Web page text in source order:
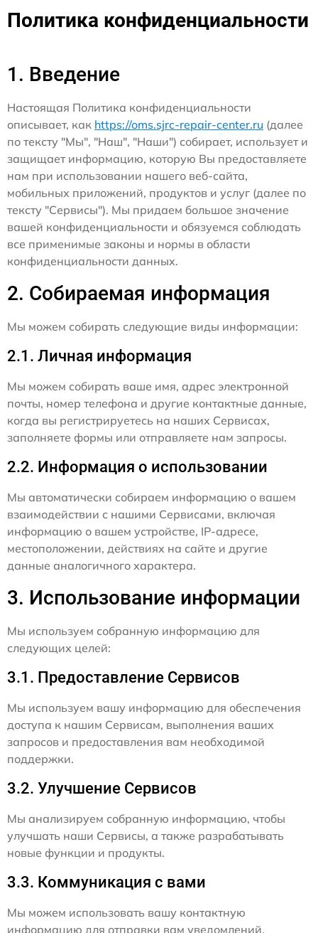
Политика конфиденциальности
1. Введение
Настоящая Политика конфиденциальности
описывает, как https://oms.sjrc-repair-center.ru (далее
по тексту "Мы", "Наш", "Наши") собирает, использует и
защищает информацию, которую Вы предоставляете
нам при использовании нашего веб-сайта,
мобильных приложений, продуктов и услуг (далее по
тексту "Сервисы"). Мы придаем большое значение
вашей конфиденциальности и обязуемся соблюдать
все применимые законы и нормы в области
конфиденциальности данных.
2. Собираемая информация
Мы можем собирать следующие виды информации:
2.1. Личная информация
Мы можем собирать ваше имя, адрес электронной
почты, номер телефона и другие контактные данные,
когда вы регистрируетесь на наших Сервисах,
заполняете формы или отправляете нам запросы.
2.2. Информация о использовании
Мы автоматически собираем информацию о вашем
взаимодействии с нашими Сервисами, включая
информацию о вашем устройстве, IP-адресе,
местоположении, действиях на сайте и другие
данные аналогичного характера.
3. Использование информации
Мы используем собранную информацию для
следующих целей:
3.1. Предоставление Сервисов
Мы используем вашу информацию для обеспечения
доступа к нашим Сервисам, выполнения ваших
запросов и предоставления вам необходимой
поддержки.
3.2. Улучшение Сервисов
Мы анализируем собранную информацию, чтобы
улучшать наши Сервисы, а также разрабатывать
новые функции и продукты.
3.3. Коммуникация с вами
Мы можем использовать вашу контактную
информацию для отправки вам уведомлений,